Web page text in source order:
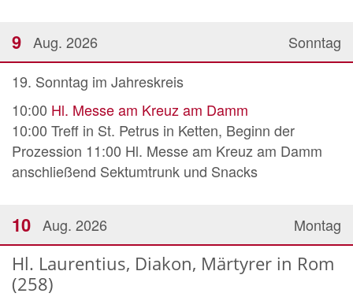
Sonntag
9 Aug. 2026
19. Sonntag im Jahreskreis
10:00 Hl. Messe am Kreuz am Damm
10:00 Treff in St. Petrus in Ketten, Beginn der
Prozession 11:00 Hl. Messe am Kreuz am Damm
anschließend Sektumtrunk und Snacks
Montag
10 Aug. 2026
Hl. Laurentius, Diakon, Märtyrer in Rom
(258)